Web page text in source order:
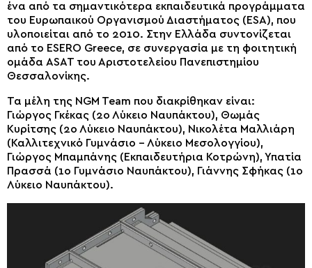
ένα από τα σημαντικότερα εκπαιδευτικά προγράμματα
του Ευρωπαικού Οργανισμού Διαστήματος (ESA), που
υλοποιείται από το 2010. Στην Ελλάδα συντονίζεται
από το ESERO Greece, σε συνεργασία με τη φοιτητική
ομάδα ASAT του Αριστοτελείου Πανεπιστημίου
Θεσσαλονίκης.
Τα μέλη της NGM Team που διακρίθηκαν είναι:
Γιώργος Γκέκας (2ο Λύκειο Ναυπάκτου), Θωμάς
Κυρίτσης (2ο Λύκειο Ναυπάκτου), Νικολέτα Μαλλιάρη
(Καλλιτεχνικό Γυμνάσιο – Λύκειο Μεσολογγίου),
Γιώργος Μπαμπάνης (Εκπαιδευτήρια Κοτρώνη), Υπατία
Πρασσά (1ο Γυμνάσιο Ναυπάκτου), Γιάννης Σφήκας (1ο
Λύκειο Ναυπάκτου).